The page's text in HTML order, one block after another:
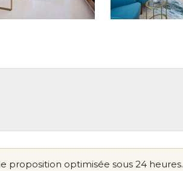
proposition optimisée sous 24 heures.